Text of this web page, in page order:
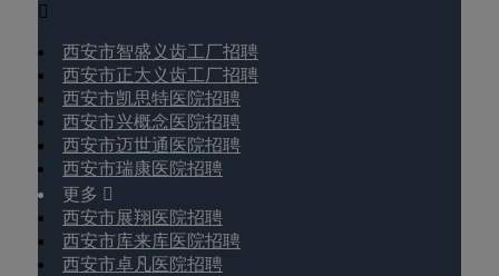

西安市智盛义齿工厂招聘
西安市正大义齿工厂招聘
西安市凯思特医院招聘
西安市兴概念医院招聘
西安市迈世通医院招聘
西安市瑞康医院招聘
更多 
西安市展翔医院招聘
西安市库来库医院招聘
西安市卓凡医院招聘